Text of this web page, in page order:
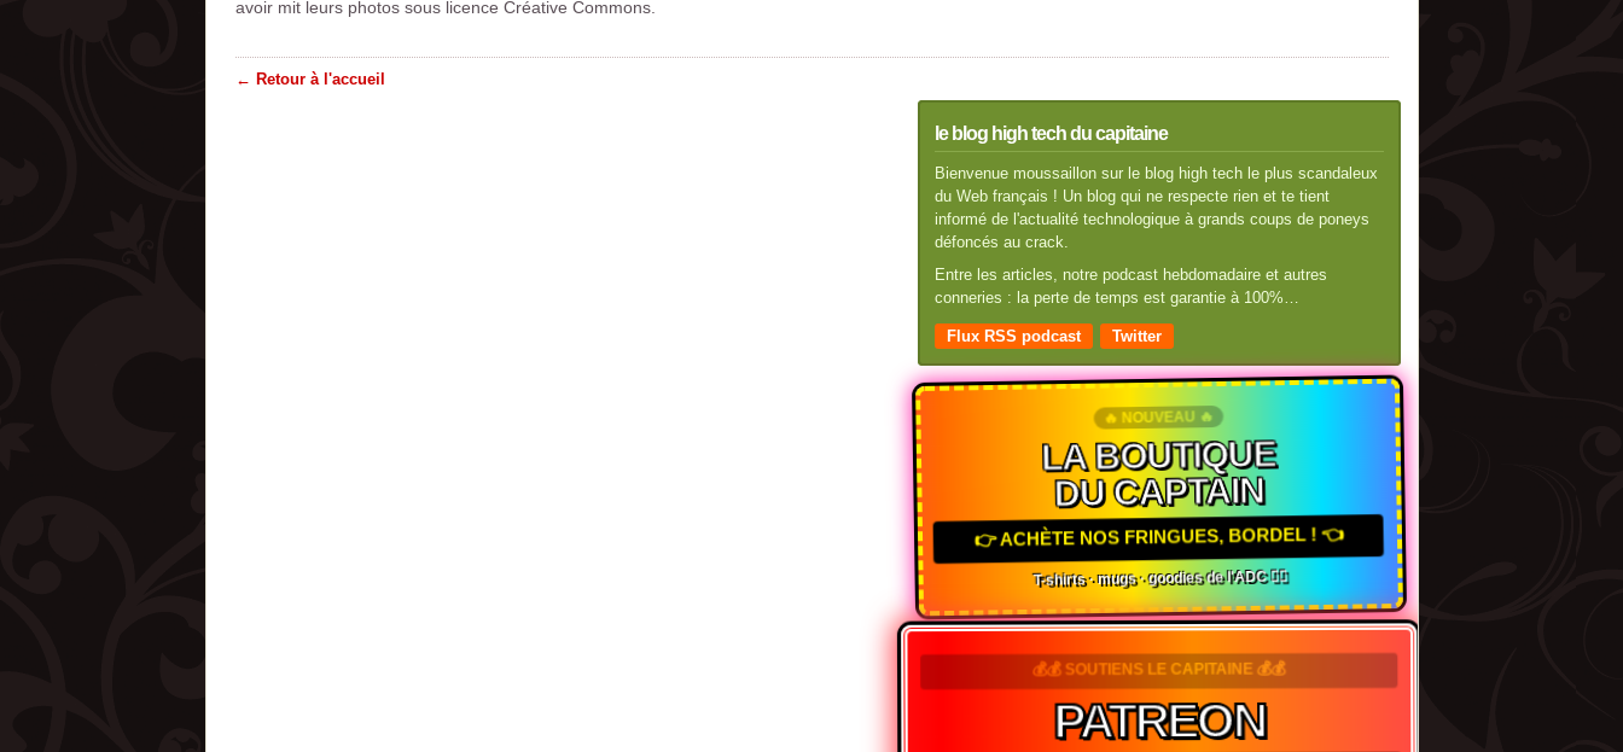
avoir mit leurs photos sous licence Créative Commons.
← Retour à l'accueil
le blog high tech du capitaine
Bienvenue moussaillon sur le blog high tech le plus scandaleux
du Web français ! Un blog qui ne respecte rien et te tient
informé de l'actualité technologique à grands coups de poneys
défoncés au crack.
Entre les articles, notre podcast hebdomadaire et autres
conneries : la perte de temps est garantie à 100%…
Flux RSS podcast Twitter
🔥 NOUVEAU 🔥
LA BOUTIQUE
DU CAPTAIN
👉 ACHÈTE NOS FRINGUES, BORDEL ! 👈
T-shirts · mugs · goodies de l'ADC 🏴‍☠️
💰💰 SOUTIENS LE CAPITAINE 💰💰
PATREON